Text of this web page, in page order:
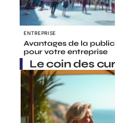
ENTREPRISE
Avantages de la
pour votre entreprise
Le coin des